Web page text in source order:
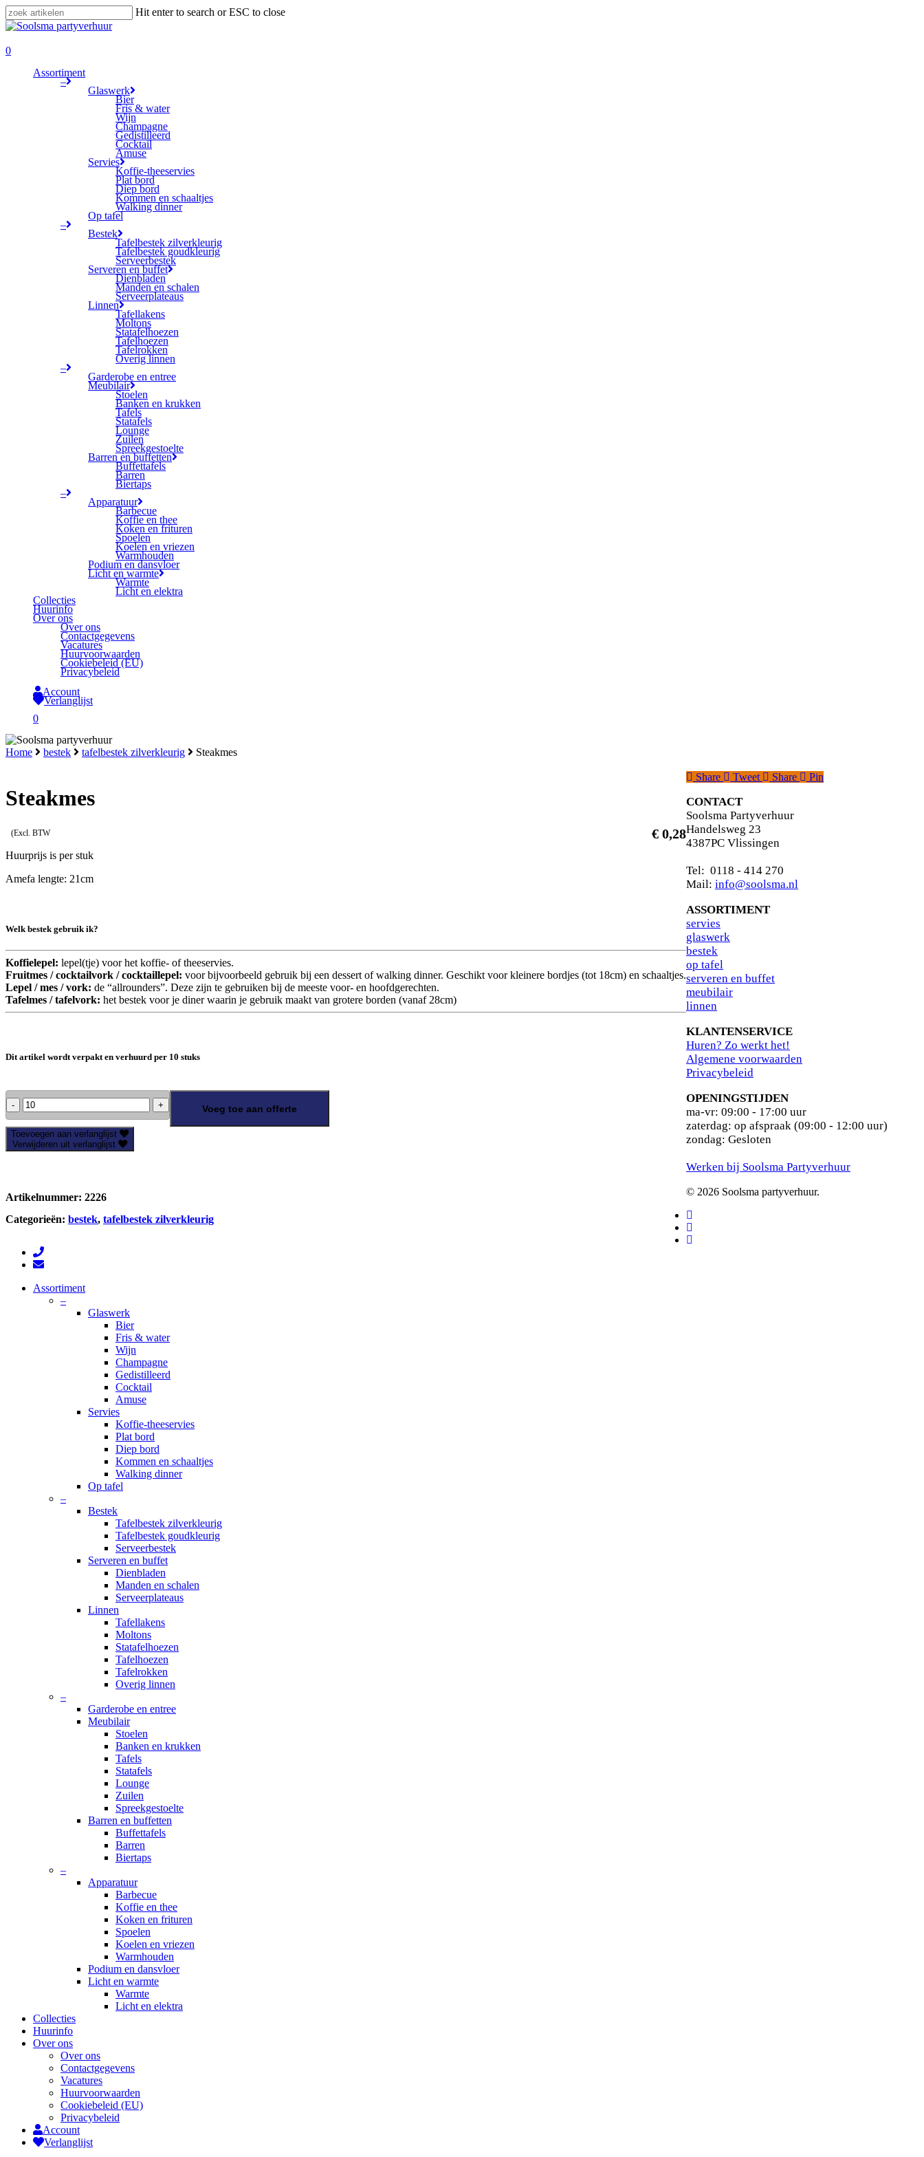
Skip
to
content
Hit enter to search or ESC to close
Close
0
Assortiment
–
Glaswerk
Bier
Fris & water
Wijn
Champagne
Gedistilleerd
Cocktail
Amuse
Servies
Koffie-theeservies
Plat bord
Diep bord
Kommen en schaaltjes
Walking dinner
Op tafel
–
Bestek
Tafelbestek zilverkleurig
Tafelbestek goudkleurig
Serveerbestek
Serveren en buffet
Dienbladen
Manden en schalen
Serveerplateaus
Linnen
Tafellakens
Moltons
Statafelhoezen
Tafelhoezen
Tafelrokken
Overig linnen
–
Garderobe en entree
Meubilair
Stoelen
Banken en krukken
Tafels
Statafels
Lounge
Zuilen
Spreekgestoelte
Barren en buffetten
Buffettafels
Barren
Biertaps
–
Apparatuur
Barbecue
Koffie en thee
Koken en frituren
Spoelen
Koelen en vriezen
Warmhouden
Podium en dansvloer
Licht en warmte
Warmte
Licht en elektra
Collecties
Huurinfo
Over ons
Over ons
Contactgegevens
Vacatures
Huurvoorwaarden
Cookiebeleid (EU)
Privacybeleid
Account
Verlanglijst
search
0
Close
Home bestek tafelbestek zilverkleurig Steakmes
Steakmes
€ 0,28
(Excl. BTW
Huurprijs is per stuk
Amefa lengte: 21cm
Welk bestek gebruik ik?
Koffielepel: lepel(tje) voor het koffie- of theeservies.
Fruitmes / cocktailvork / cocktaillepel: voor bijvoorbeeld gebruik bij een dessert of walking dinner. Geschikt voor kleinere bordjes (tot 18cm) en schaaltjes.
Lepel / mes / vork: de “allrounders”. Deze zijn te gebruiken bij de meeste voor- en hoofdgerechten.
Tafelmes / tafelvork: het bestek voor je diner waarin je gebruik maakt van grotere borden (vanaf 28cm)
Dit artikel wordt verpakt en verhuurd per 10 stuks
Steakmes
aantal
Voeg toe aan offerte
Toevoegen aan verlanglijst
Verwijderen uit verlanglijst
Artikelnummer: 2226
Categorieën: bestek, tafelbestek zilverkleurig
Share Tweet Share Pin
CONTACT
Soolsma Partyverhuur
Handelsweg 23
4387PC Vlissingen
Tel: 0118 - 414 270
Mail: info@soolsma.nl
ASSORTIMENT
servies
glaswerk
bestek
op tafel
serveren en buffet
meubilair
linnen
KLANTENSERVICE
Huren? Zo werkt het!
Algemene voorwaarden
Privacybeleid
OPENINGSTIJDEN
ma-vr: 09:00 - 17:00 uur
zaterdag: op afspraak (09:00 - 12:00 uur)
zondag: Gesloten
Werken bij Soolsma Partyverhuur
© 2026 Soolsma partyverhuur.
facebook
pinterest
instagram
phone
email
Close
Assortiment
–
Glaswerk
Bier
Fris & water
Wijn
Champagne
Gedistilleerd
Cocktail
Amuse
Servies
Koffie-theeservies
Plat bord
Diep bord
Kommen en schaaltjes
Walking dinner
Op tafel
–
Bestek
Tafelbestek zilverkleurig
Tafelbestek goudkleurig
Serveerbestek
Serveren en buffet
Dienbladen
Manden en schalen
Serveerplateaus
Linnen
Tafellakens
Moltons
Statafelhoezen
Tafelhoezen
Tafelrokken
Overig linnen
–
Garderobe en entree
Meubilair
Stoelen
Banken en krukken
Tafels
Statafels
Lounge
Zuilen
Spreekgestoelte
Barren en buffetten
Buffettafels
Barren
Biertaps
–
Apparatuur
Barbecue
Koffie en thee
Koken en frituren
Spoelen
Koelen en vriezen
Warmhouden
Podium en dansvloer
Licht en warmte
Warmte
Licht en elektra
Collecties
Huurinfo
Over ons
Over ons
Contactgegevens
Vacatures
Huurvoorwaarden
Cookiebeleid (EU)
Privacybeleid
Account
Verlanglijst